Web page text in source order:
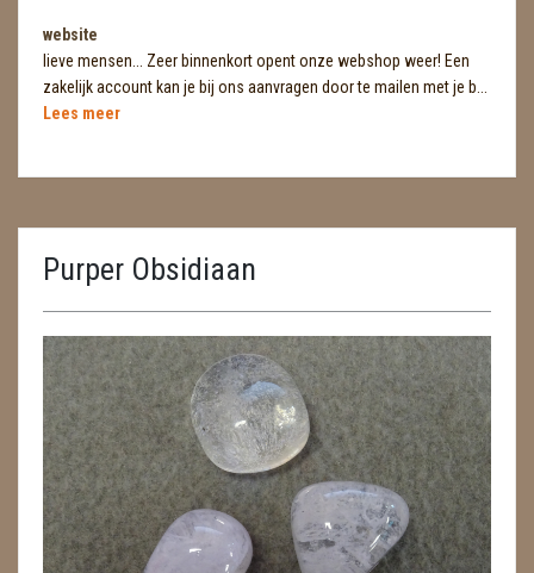
BROEKZAKSTENEN
CADEAUBONNEN
DIERTJES
DIVERSE
ENGELEN
GEODE 'S / STANDAARDS
GESLEPEN STENEN
HANGERS
HARTEN
website
lieve mensen... Zeer binnenkort opent onze webshop weer! Een
zakelijk account kan je bij ons aanvragen door te mailen met je b...
Lees meer
Purper Obsidiaan